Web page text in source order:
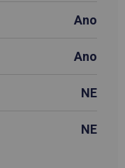
Ano
Ano
NE
NE